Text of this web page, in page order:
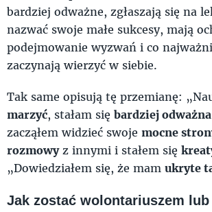
bardziej odważne, zgłaszają się na
nazwać swoje małe sukcesy, mają
podejmowanie wyzwań i co
zaczynają wierzyć w siebie.
Tak same opisują tę przemianę:
marzyć, stałam się bardziej odważna
zacząłem widzieć swoje mocne
rozmowyz innymi i stałem się
„Dowiedziałem się, że mam ukryte
Jak zostać wolontariuszem lub